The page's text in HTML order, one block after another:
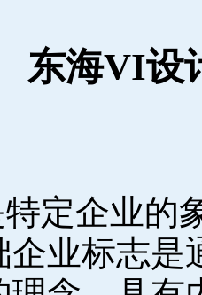
东海VI设
定企业的
企业标志是